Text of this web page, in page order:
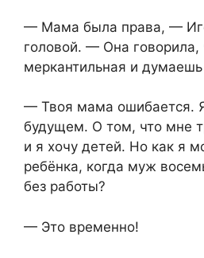
— Мама была права, —
головой. — Она говорила,
меркантильная и думаешь
— Твоя мама ошибается.
будущем. О том, что мне
и я хочу детей. Но как я
ребёнка, когда муж
без работы?
— Это временно!